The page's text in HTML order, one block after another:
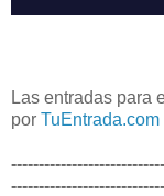
Las entradas para
por TuEntrada.com